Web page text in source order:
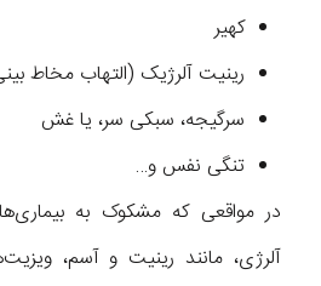
کهیر
رینیت آلرژیک (التهاب مخاط
سرگیجه، سبکی سر، یا غش
تنگی نفس و…
در مواقعی که مشکوک به
آلرژی، مانند رینیت و آسم،